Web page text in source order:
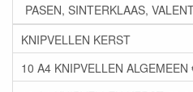
PASEN, SINTERKLAAS,
KNIPVELLEN KERST
10 A4 KNIPVELLEN ALGEMEEN